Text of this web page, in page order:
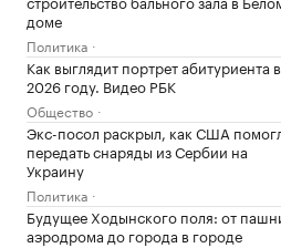
доме
Политика
Как выглядит портрет абитуриента в
2026 году. Видео РБК
Общество
Экс-посол раскрыл, как США
передать снаряды из Сербии на
Украину
Политика
Будущее Ходынского поля: от
аэродрома до города в городе